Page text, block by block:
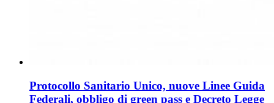
Protocollo Sanitario Unico, nuove Linee Guida
Federali, obbligo di green pass e Decreto Legge